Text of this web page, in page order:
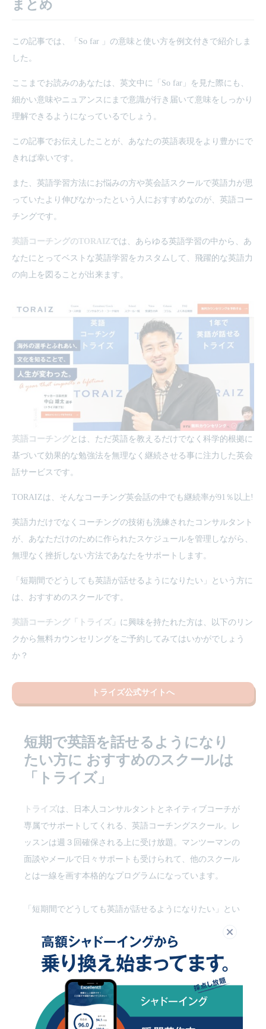
まとめ
この記事では、「So far 」の意味と使い方を例文付きで紹介しま
した。
ここまでお読みのあなたは、英文中に「So far」を見た際にも、
細かい意味やニュアンスにまで意識が行き届いて意味をしっかり
理解できるようになっているでしょう。
この記事でお伝えしたことが、あなたの英語表現をより豊かにで
きれば幸いです。
また、英語学習方法にお悩みの方や英会話スクールで英語力が思
っていたより伸びなかったという人におすすめなのが、英語コー
チングです。
英語コーチングのTORAIZでは、あらゆる英語学習の中から、あ
なたにとってベストな英語学習をカスタムして、飛躍的な英語力
の向上を図ることが出来ます。
英語コーチングとは、ただ英語を教えるだけでなく科学的根拠に
基づいて効果的な勉強法を無理なく継続させる事に注力した英会
話サービスです。
TORAIZは、そんなコーチング英会話の中でも継続率が91％以上!
英語力だけでなくコーチングの技術も洗練されたコンサルタント
が、あなただけのために作られたスケジュールを管理しながら、
無理なく挫折しない方法であなたをサポートします。
「短期間でどうしても英語が話せるようになりたい」という方に
は、おすすめのスクールです。
英語コーチング「トライズ」 に興味を持たれた方は、以下のリン
クから無料カウンセリングをご予約してみてはいかがでしょう
か？
トライズ公式サイトへ
短期で英語を話せるようになり
たい方に おすすめのスクールは
「トライズ」
トライズは、日本人コンサルタントとネイティブコーチが
専属でサポートしてくれる、英語コーチングスクール。レ
ッスンは週３回確保される上に受け放題。マンツーマンの
面談やメールで日々サポートも受けられて、他のスクール
とは一線を画す本格的なプログラムになっています。
「短期間でどうしても英語が話せるようになりたい」とい
受講生のインタビューもご紹介します。